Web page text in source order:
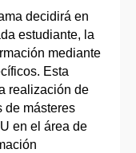
decidirá en
estudiante, la
mediante
Esta
realización de
de másteres
en el área de